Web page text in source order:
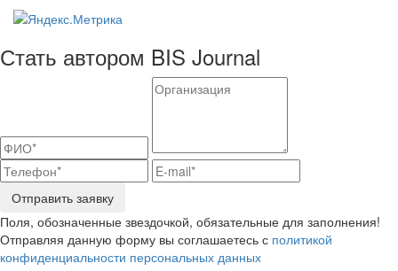
Стать автором BIS Journal
Отправить заявку
Поля, обозначенные звездочкой, обязательные для заполнения!
Отправляя данную форму вы соглашаетесь с политикой
конфиденциальности персональных данных